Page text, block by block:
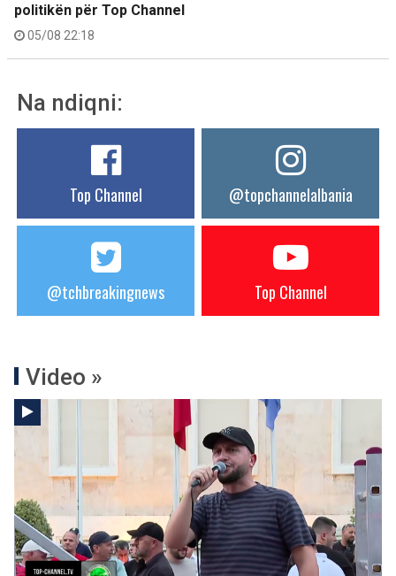
politikën për Top Channel
05/08 22:18
Na ndiqni:
Top Channel @topchannelalbania
@tchbreakingnews Top Channel
Video »